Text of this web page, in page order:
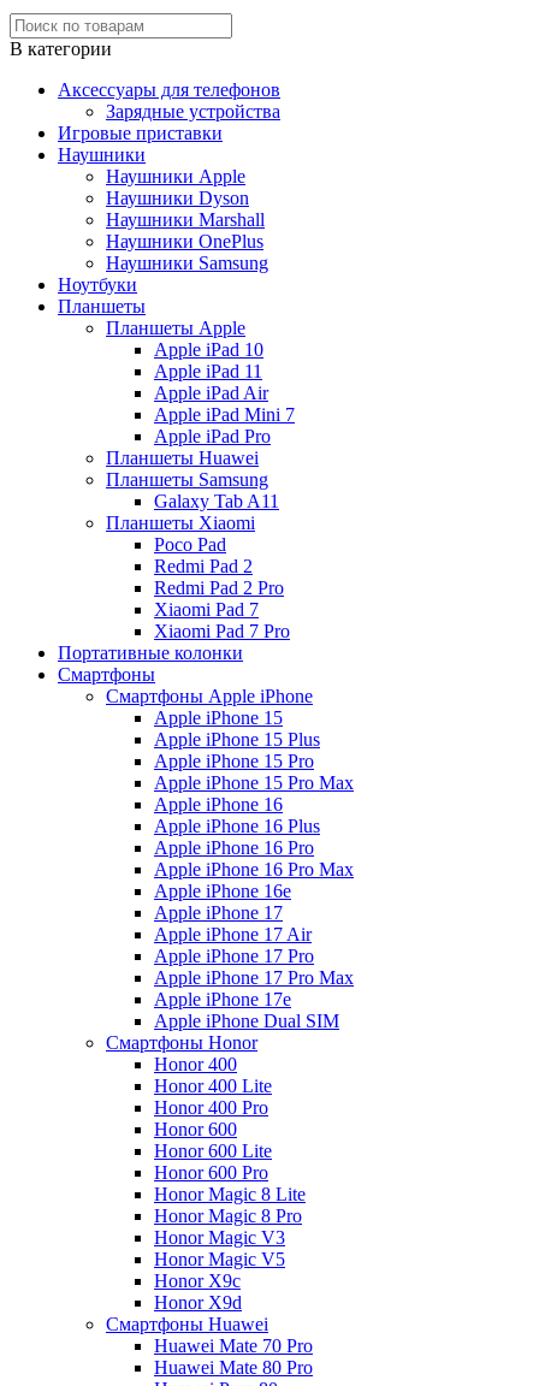
В категории
Аксессуары для телефонов
Зарядные устройства
Игровые приставки
Наушники
Наушники Apple
Наушники Dyson
Наушники Marshall
Наушники OnePlus
Наушники Samsung
Ноутбуки
Планшеты
Планшеты Apple
Apple iPad 10
Apple iPad 11
Apple iPad Air
Apple iPad Mini 7
Apple iPad Pro
Планшеты Huawei
Планшеты Samsung
Galaxy Tab A11
Планшеты Xiaomi
Poco Pad
Redmi Pad 2
Redmi Pad 2 Pro
Xiaomi Pad 7
Xiaomi Pad 7 Pro
Портативные колонки
Смартфоны
Смартфоны Apple iPhone
Apple iPhone 15
Apple iPhone 15 Plus
Apple iPhone 15 Pro
Apple iPhone 15 Pro Max
Apple iPhone 16
Apple iPhone 16 Plus
Apple iPhone 16 Pro
Apple iPhone 16 Pro Max
Apple iPhone 16e
Apple iPhone 17
Apple iPhone 17 Air
Apple iPhone 17 Pro
Apple iPhone 17 Pro Max
Apple iPhone 17e
Apple iPhone Dual SIM
Смартфоны Honor
Honor 400
Honor 400 Lite
Honor 400 Pro
Honor 600
Honor 600 Lite
Honor 600 Pro
Honor Magic 8 Lite
Honor Magic 8 Pro
Honor Magic V3
Honor Magic V5
Honor X9c
Honor X9d
Смартфоны Huawei
Huawei Mate 70 Pro
Huawei Mate 80 Pro